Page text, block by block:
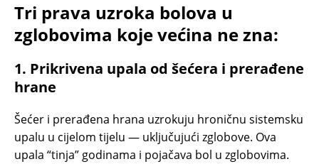
Tri prava uzroka bolova u
zglobovima koje većina ne zna:
1. Prikrivena upala od šećera i prerađene
hrane
Šećer i prerađena hrana uzrokuju hroničnu sistemsku
upalu u cijelom tijelu — uključujući zglobove. Ova
upala “tinja” godinama i pojačava bol u zglobovima.